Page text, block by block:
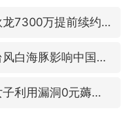
狄龙7300万提前续约值不值
台风白海豚影响中国已成定局
女子利用漏洞0元薅走3000多件家电